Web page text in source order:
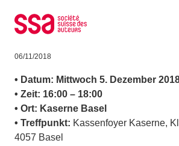
Dossier
06/11/2018
• Datum: Mittwoch 5. Dezember
• Zeit: 16:00 – 18:00
• Ort: Kaserne Basel
• Treffpunkt: Kassenfoyer Kaserne,
4057 Basel